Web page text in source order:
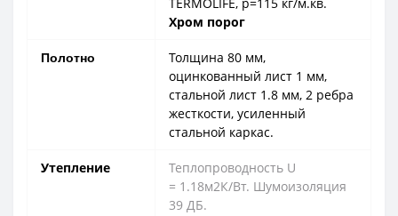
Хром порог
Полотно
Толщина 80 мм,
оцинкованный лист 1 мм,
стальной лист 1.8 мм, 2 ребра
жесткости, усиленный
стальной каркас.
Утепление
Теплопроводность U
= 1.18м2К/Вт. Шумоизоляция
39 ДБ.